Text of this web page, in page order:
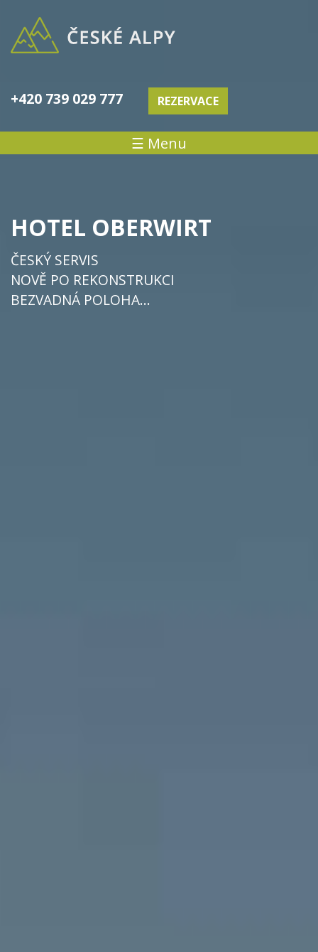
+420 739 029 777 REZERVACE
☰ Menu
HOTEL OBERWIRT
ČESKÝ SERVIS
NOVĚ PO REKONSTRUKCI
BEZVADNÁ POLOHA...